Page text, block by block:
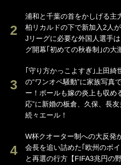
浦和と千葉の首をかしげる主
柏リカルドの下で新加入2人が
Jリーグに必要な外国人選手
グ開幕｢初めての秋春制｣の大
｢守り方かっこよすぎ｣上田綺
の“ワンオペ騒動”に家族写真
ー！ボールも嫁の炎上も収め
応”に新婚の板倉、久保、長友
続々エール！
W杯クオーター制への大反発
会長を追い詰めた｢欧州のボ
と再選の行方【FIFA3兆円の